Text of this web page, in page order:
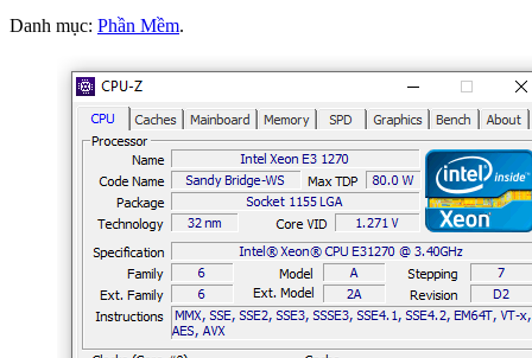
Danh mục: Phần Mềm.